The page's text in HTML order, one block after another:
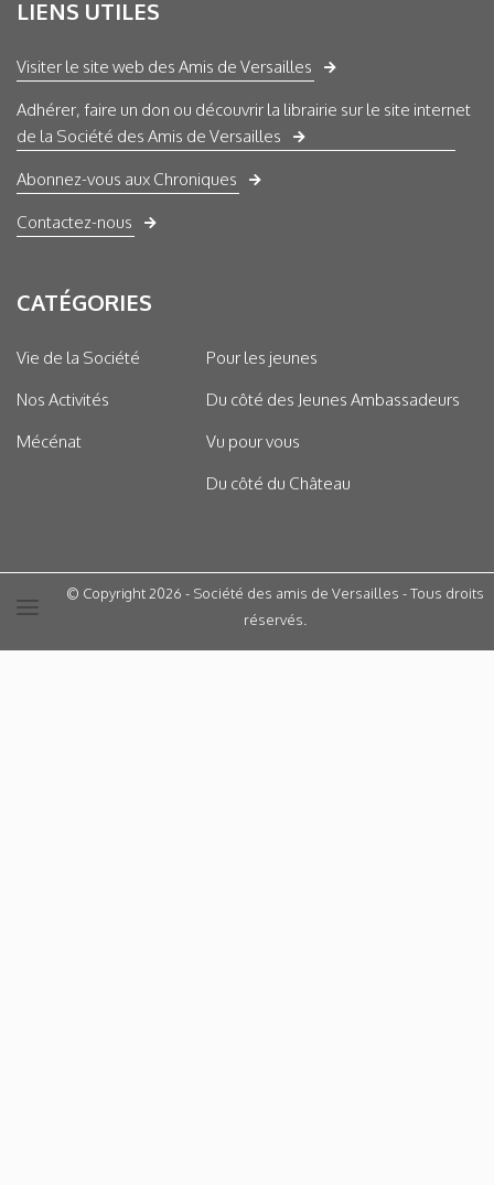
LIENS UTILES
Visiter le site web des Amis de Versailles
Adhérer, faire un don ou découvrir la librairie sur le site internet
de la Société des Amis de Versailles
Abonnez-vous aux Chroniques
Contactez-nous
CATÉGORIES
Vie de la Société
Nos Activités
Mécénat
Pour les jeunes
Du côté des Jeunes Ambassadeurs
Vu pour vous
Du côté du Château
© Copyright 2026 - Société des amis de Versailles - Tous droits
réservés.